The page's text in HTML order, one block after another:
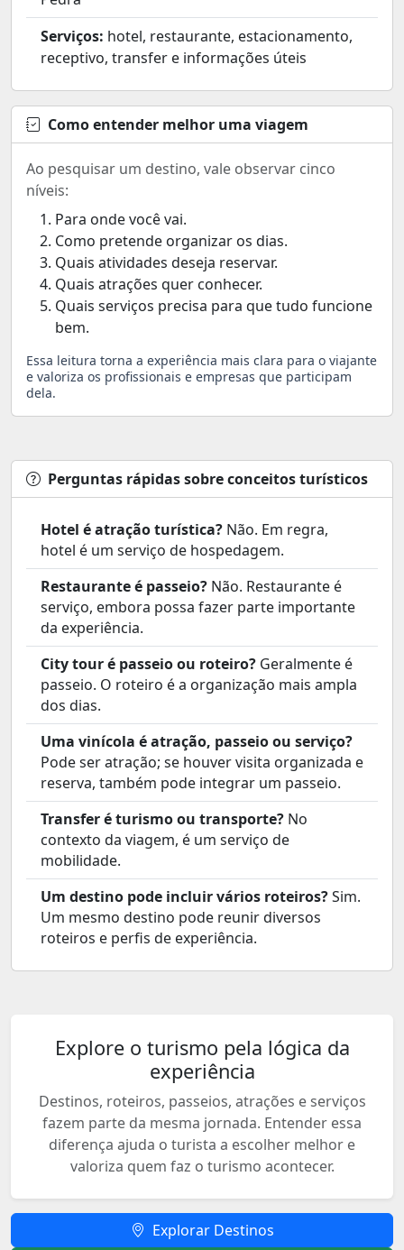
Serviços: hotel, restaurante, estacionamento,
receptivo, transfer e informações úteis
Como entender melhor uma viagem
Ao pesquisar um destino, vale observar cinco
níveis:
Para onde você vai.
Como pretende organizar os dias.
Quais atividades deseja reservar.
Quais atrações quer conhecer.
Quais serviços precisa para que tudo funcione
bem.
Essa leitura torna a experiência mais clara para o viajante
e valoriza os profissionais e empresas que participam
dela.
Perguntas rápidas sobre conceitos turísticos
Hotel é atração turística? Não. Em regra,
hotel é um serviço de hospedagem.
Restaurante é passeio? Não. Restaurante é
serviço, embora possa fazer parte importante
da experiência.
City tour é passeio ou roteiro? Geralmente é
passeio. O roteiro é a organização mais ampla
dos dias.
Uma vinícola é atração, passeio ou serviço?
Pode ser atração; se houver visita organizada e
reserva, também pode integrar um passeio.
Transfer é turismo ou transporte? No
contexto da viagem, é um serviço de
mobilidade.
Um destino pode incluir vários roteiros?Sim.
Um mesmo destino pode reunir diversos
roteiros e perfis de experiência.
Explore o turismo pela lógica da
experiência
Destinos, roteiros, passeios, atrações e serviços
fazem parte da mesma jornada. Entender essa
diferença ajuda o turista a escolher melhor e
valoriza quem faz o turismo acontecer.
Explorar Destinos